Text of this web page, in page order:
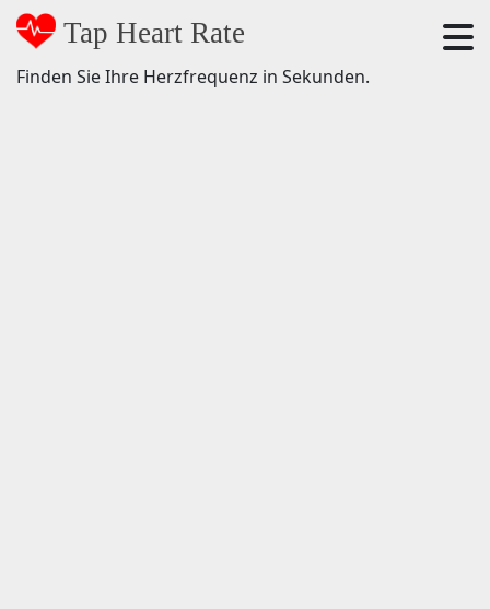
Tap Heart Rate
Finden Sie Ihre Herzfrequenz in Sekunden.